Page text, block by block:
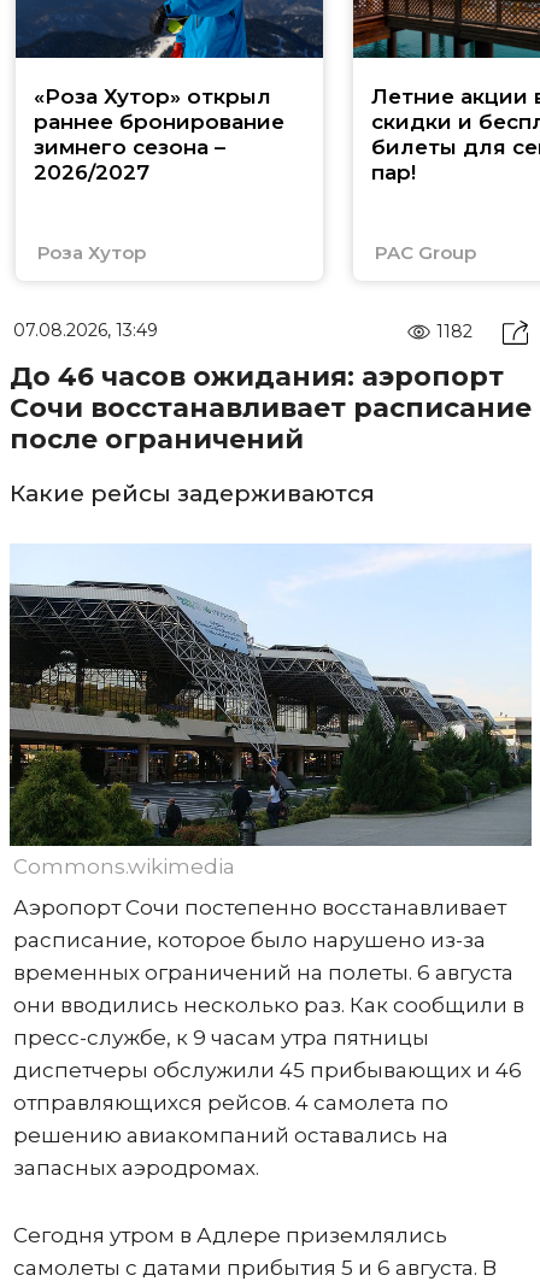
«Роза Хутор» открыл
раннее бронирование
зимнего сезона –
2026/2027
Роза Хутор
Летние акции
скидки и
билеты для
пар!
PAC Group
07.08.2026, 13:49 1182
До 46 часов ожидания: аэропорт
Сочи восстанавливает расписание
после ограничений
Какие рейсы задерживаются
Commons.wikimedia
Аэропорт Сочи постепенно восстанавливает
расписание, которое было нарушено из-за
временных ограничений на полеты. 6 августа
они вводились несколько раз. Как сообщили в
пресс-службе, к 9 часам утра пятницы
диспетчеры обслужили 45 прибывающих и 46
отправляющихся рейсов. 4 самолета по
решению авиакомпаний оставались на
запасных аэродромах.
Сегодня утром в Адлере приземлялись
самолеты с датами прибытия 5 и 6 августа. В